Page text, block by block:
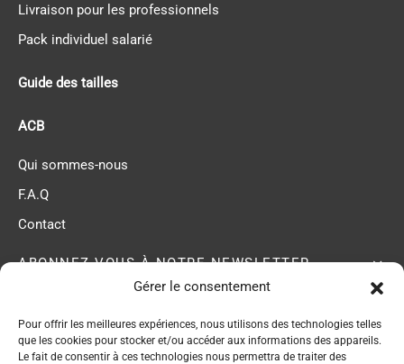
Gérer le consentement
Pour offrir les meilleures expériences, nous utilisons des technologies telles
que les cookies pour stocker et/ou accéder aux informations des appareils.
Le fait de consentir à ces technologies nous permettra de traiter des
ABONNEZ-VOUS À NOTRE NEWSLETTER
ACB membre du
Réseau EPI Center
Livraison pour les professionnels
Pack individuel salarié
Guide des tailles
ACB
Qui sommes-nous
F.A.Q
Contact